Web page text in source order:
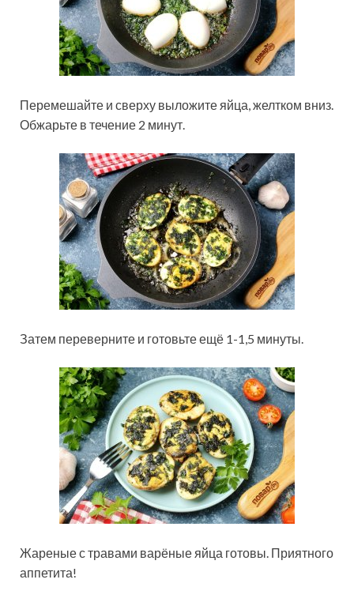
Перемешайте и сверху выложите яйца, желтком вниз.
Обжарьте в течение 2 минут.
Затем переверните и готовьте ещё 1-1,5 минуты.
Жареные с травами варёные яйца готовы. Приятного
аппетита!